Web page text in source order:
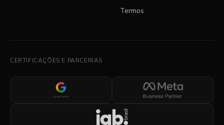
Termos
CERTIFICAÇÕES E PARCERIAS